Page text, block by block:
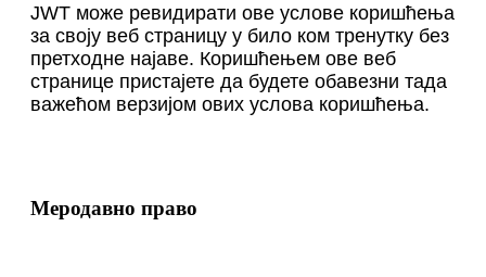
JWT може ревидирати ове услове коришћења
за своју веб страницу у било ком тренутку без
претходне најаве. Коришћењем ове веб
странице пристајете да будете обавезни тада
важећом верзијом ових услова коришћења.
Меродавно право